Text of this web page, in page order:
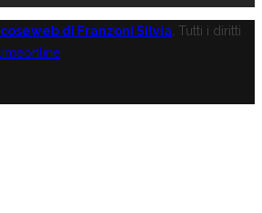
di Franzoni Silvia . Tutti i diritti